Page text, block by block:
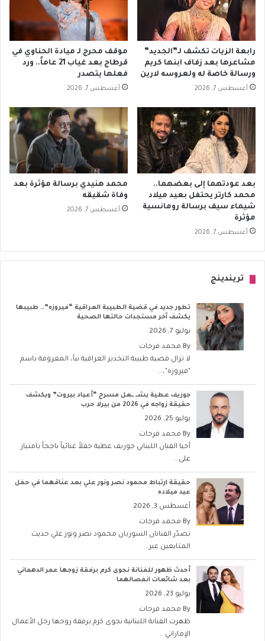
رابعة الزيات تكشف لـ”الجديد”
مشاعرها بعد زفاف ابنها كريم
ورسالة خاصة له ولعروسه لارين
أغسطس 7, 2026
موقف محرج لـ ميادة الحناوي في
قرطاج بعد غياب 21 عاماً.. ورد
فعلها يتصدر
أغسطس 7, 2026
بعد عودتهما إلى بعضهما..
محمد كارتر يحتفل بعيد ميلاد
شيماء سيف برسالة رومانسية
مؤثرة
أغسطس 7, 2026
محمد هنيدي برسالة مؤثرة بعد
وفاة شقيقه
أغسطس 7, 2026
تريندينج
تطور جديد في قضية الطبيبة العراقية “فيروزه”… طبيبها
يكشف آخر مستجدات حالتها الصحية
يوليو 7, 2026
By محمد فرحات
لا تزال قضية طبيبة التخدير العراقية نبأ، المعروفة باسم
"فيروزه"،...
جوزيف عطية يشــ ــعل مسرح “أعياد بيروت” ويكشف
حقيقة زواجه في 2026 من بيرلا حرب
يوليو 25, 2026
By محمد فرحات
أحيا الفنان اللبناني جوزيف عطية حفلاً غنائياً ناجحاً بامتياز
على...
حقيقة ارتباط محمود نصر ونور علي بعد عناقهما في حفل
عيد ميلاده
أغسطس 3, 2026
By محمد فرحات
تصدّر الفنانان السوريان محمود نصر ونور علي حديث
المتابعين عبر...
أحدث ظهور للفنانة نجوى كرم برفقة زوجها عمر الدهماني
بعد شائعات انفصالهما
يوليو 23, 2026
By محمد فرحات
ظهرت الفنانة اللبنانية نجوى كرم برفقة زوجها رجل الأعمال
الإماراتي...